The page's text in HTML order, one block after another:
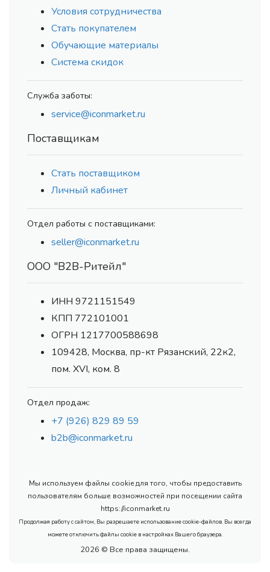
Условия сотрудничества
Стать покупателем
Обучающие материалы
Система скидок
Служба заботы:
service@iconmarket.ru
Поставщикам
Стать поставщиком
Личный кабинет
Отдел работы с поставщиками:
seller@iconmarket.ru
ООО "В2В-Ритейл"
ИНН 9721151549
КПП 772101001
ОГРН 1217700588698
109428, Москва, пр-кт Рязанский, 22к2,
пом. XVI, ком. 8
Отдел продаж:
+7 (926) 829 89 59
b2b@iconmarket.ru
Мы используем файлы cookie для того, чтобы предоставить
пользователям больше возможностей при посещении сайта
https://iconmarket.ru
Продолжая работу с сайтом, Вы разрешаете использование cookie-файлов. Вы всегда
можете отключить файлы cookie в настройках Вашего браузера.
2026 © Все права защищены.